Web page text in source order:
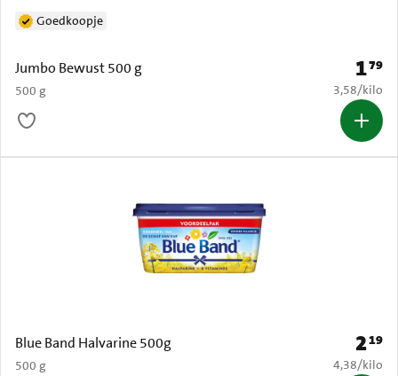
Jumbo Bewust 500 g
500 g
Goedkoopje
Prijs:
179
€ 3,58 per
3,58/kilo
Blue Band Halvarine 500g
500 g
Prijs:
219
€ 4,38 per
4,38/kilo